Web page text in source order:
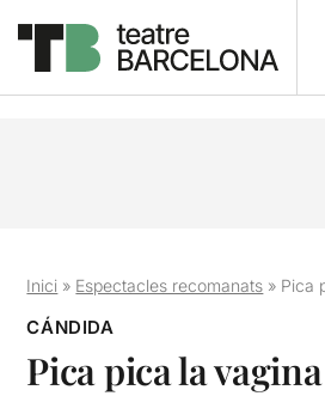
Inici » Espectacles recomanats » Pica
CÁNDIDA
Pica pica la vagina